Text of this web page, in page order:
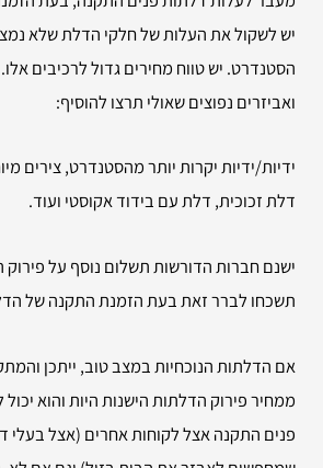
יש לשקול את העלות של חלקי הדלת שלא
הסטנדרט. יש טווח מחירים גדול לרכיבים
ואביזרים נפוצים שאולי תרצו להוסיף:
ידיות/ידיות יקרות יותר מהסטנדרט, צירים
דלת זכוכית, דלת עם בידוד אקוסטי ועוד.
ישנם חברות הדורשות תשלום נוסף על
תשכחו לברר זאת בעת הזמנת התקנה של
אם הדלתות הנוכחיות במצב טוב, ייתכן
ממחיר פירוק הדלתות הישנות היות והוא
פנים התקנה אצל לקוחות אחרים (אצל בעלי